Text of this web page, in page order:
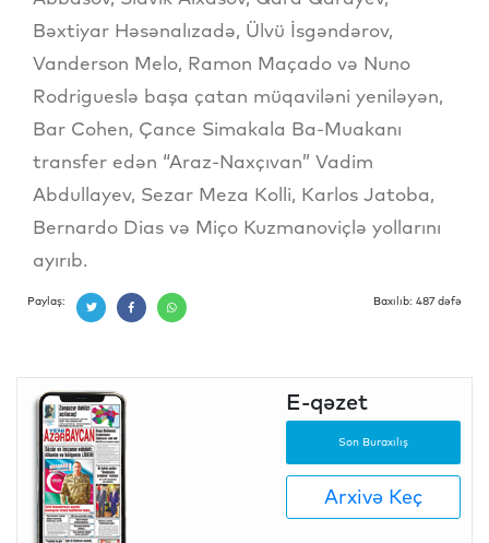
Bəxtiyar Həsənalızadə, Ülvü İsgəndərov,
Vanderson Melo, Ramon Maçado və Nuno
Rodrigueslə başa çatan müqaviləni yeniləyən,
Bar Cohen, Çance Simakala Ba-Muakanı
transfer edən “Araz-Naxçıvan” Vadim
Abdullayev, Sezar Meza Kolli, Karlos Jatoba,
Bernardo Dias və Miço Kuzmanoviçlə yollarını
ayırıb.
Paylaş: Baxılıb: 487 dəfə
E-qəzet
Son Buraxılış
Arxivə Keç